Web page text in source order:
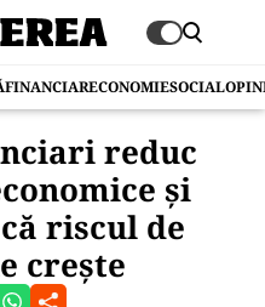
FINANCIARECONOMIESOCIAL
reduc
și
riscul de
crește